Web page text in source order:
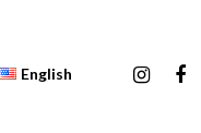
English